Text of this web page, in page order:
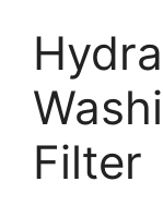
Filter